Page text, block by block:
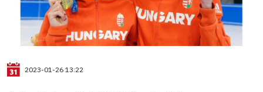
2023-01-26 13:22